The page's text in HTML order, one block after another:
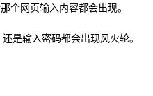
个网页输入内容都会出现。
是输入密码都会出现风火轮。